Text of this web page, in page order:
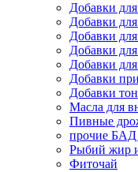
Добавки
Добавки
Добавки
Добавки
Добавки
Добавки
Добавки
Масла для
Пивные
прочие БАД
Рыбий жир
Фиточай